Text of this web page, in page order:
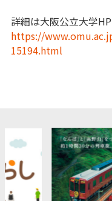
詳細は大阪公立大学
https://
15194.html